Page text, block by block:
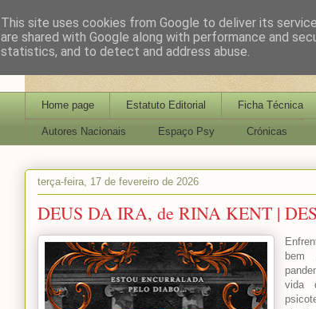
Home page Estatuto Editorial Ficha Técnica
Autores Nacionais Espaço Psy Crónicas
terça-feira, 17 de fevereiro de 2026
DEUS DA IRA, de RINA KENT |
bem
vida
This site uses cookies from Google to deliver its
are shared with Google along with performance and
statistics, and to detect and address abuse.